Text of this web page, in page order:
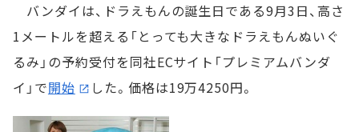
バンダイは、ドラえもんの誕生日である9月3日、高さ
1メートルを超える「とっても大きなドラえもんぬいぐ
るみ」の予約受付を同社ECサイト「プレミアムバンダ
イ」で開始 した。価格は19万4250円。